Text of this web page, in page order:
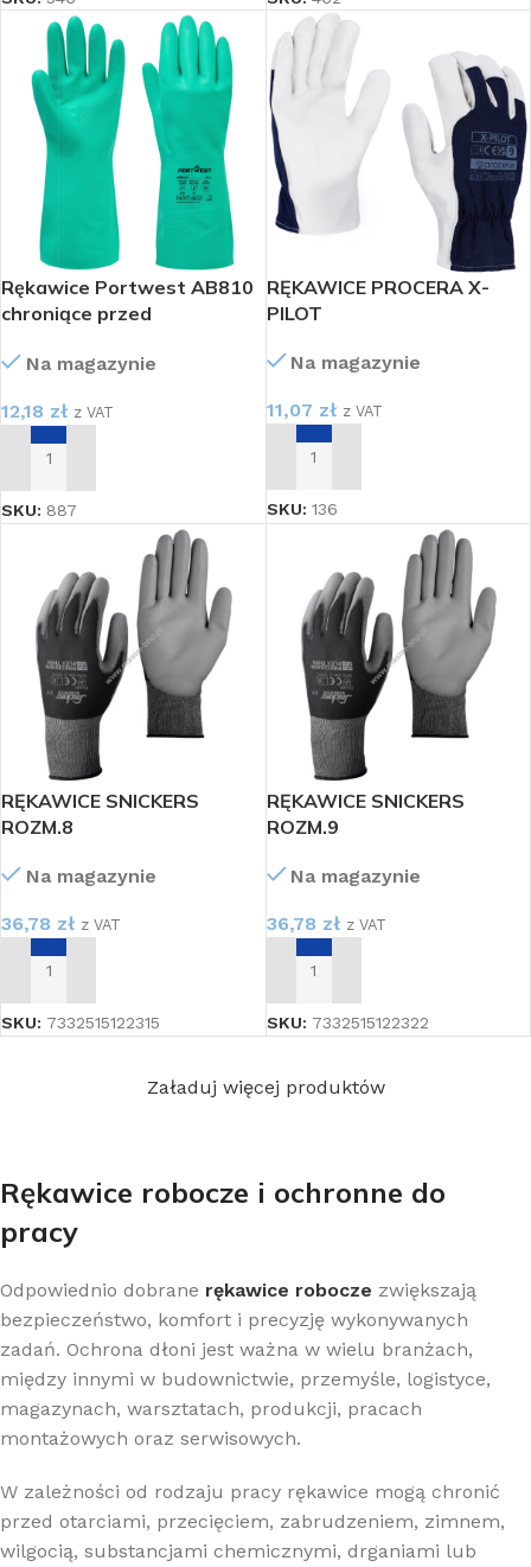
Rękawice Portwest AB810
chroniące przed
Na magazynie
12,18 zł z VAT
DODAJ DO KOSZYKA
SKU: 887
RĘKAWICE PROCERA X-
PILOT
Na magazynie
11,07 zł z VAT
DODAJ DO KOSZYKA
SKU: 136
RĘKAWICE SNICKERS
ROZM.8
Na magazynie
36,78 zł z VAT
DODAJ DO KOSZYKA
SKU: 7332515122315
RĘKAWICE SNICKERS
ROZM.9
Na magazynie
36,78 zł z VAT
DODAJ DO KOSZYKA
SKU: 7332515122322
Załaduj więcej produktów
Rękawice robocze i ochronne do
pracy
Odpowiednio dobrane rękawice robocze zwiększają
bezpieczeństwo, komfort i precyzję wykonywanych
zadań. Ochrona dłoni jest ważna w wielu branżach,
między innymi w budownictwie, przemyśle, logistyce,
magazynach, warsztatach, produkcji, pracach
montażowych oraz serwisowych.
W zależności od rodzaju pracy rękawice mogą chronić
przed otarciami, przecięciem, zabrudzeniem, zimnem,
wilgocią, substancjami chemicznymi, drganiami lub